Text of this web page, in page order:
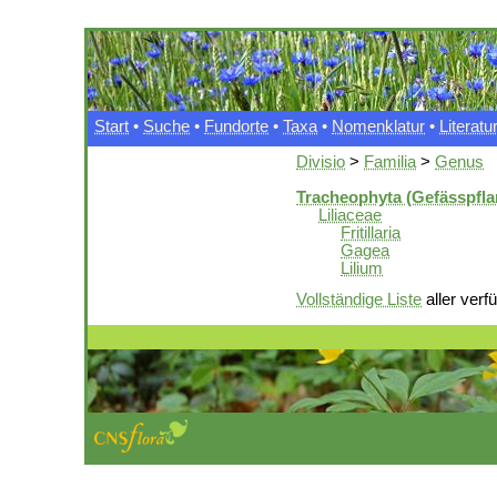
Start • Suche • Fundorte • Taxa • Nomenklatur • Literatur
Divisio > Familia > Genus
Tracheophyta
Liliaceae
Fritillaria
Gagea
Lilium
Vollständige Liste aller